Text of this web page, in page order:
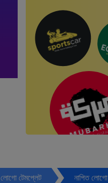
লোগো টেমপ্লেট নাপিত লোগো